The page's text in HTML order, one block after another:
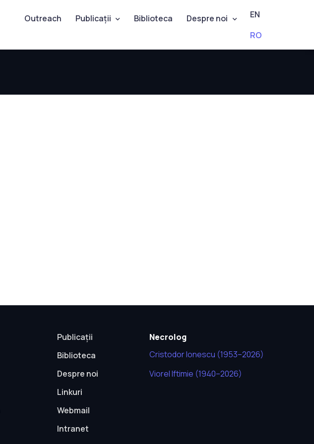
Outreach Publicații Biblioteca Despre noi
EN
RO
Publicații
Biblioteca
Despre noi
Linkuri
Webmail
Intranet
Necrolog
Cristodor Ionescu (1953–2026)
Viorel Iftimie (1940–2026)